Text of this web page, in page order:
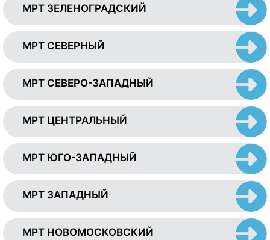
МРТ ЗЕЛЕНОГРАДСКИЙ
МРТ СЕВЕРНЫЙ
МРТ СЕВЕРО-ЗАПАДНЫЙ
МРТ ЦЕНТРАЛЬНЫЙ
МРТ ЮГО-ЗАПАДНЫЙ
МРТ ЗАПАДНЫЙ
МРТ НОВОМОСКОВСКИЙ